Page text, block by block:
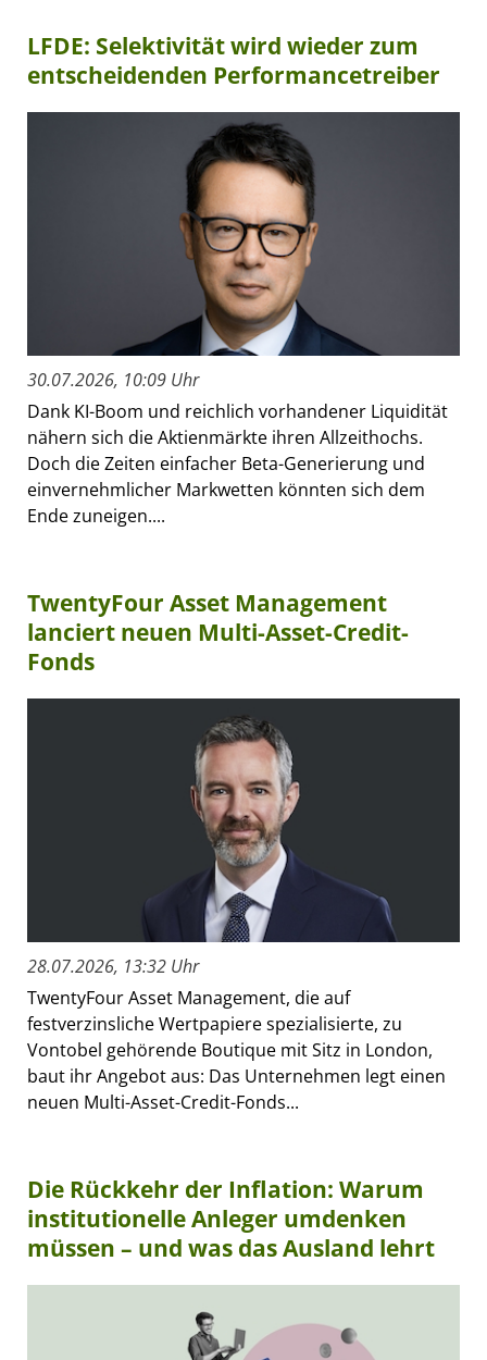
LFDE: Selektivität wird wieder zum
entscheidenden Performancetreiber
30.07.2026, 10:09 Uhr
Dank KI-Boom und reichlich vorhandener Liquidität
nähern sich die Aktienmärkte ihren Allzeithochs.
Doch die Zeiten einfacher Beta-Generierung und
einvernehmlicher Markwetten könnten sich dem
Ende zuneigen....
TwentyFour Asset Management
lanciert neuen Multi-Asset-Credit-
Fonds
28.07.2026, 13:32 Uhr
TwentyFour Asset Management, die auf
festverzinsliche Wertpapiere spezialisierte, zu
Vontobel gehörende Boutique mit Sitz in London,
baut ihr Angebot aus: Das Unternehmen legt einen
neuen Multi-Asset-Credit-Fonds...
Die Rückkehr der Inflation: Warum
institutionelle Anleger umdenken
müssen – und was das Ausland lehrt